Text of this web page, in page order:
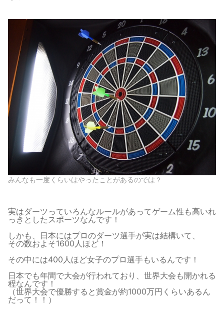
みんなも一度くらいはやったことがあるのでは？
実はダーツっていろんなルールがあってゲーム性も高いれ
っきとしたスポーツなんです！
しかも、日本にはプロのダーツ選手が実は結構いて、
その数およそ1600人ほど！
その中には400人ほど女子のプロ選手もいるんです！
日本でも年間で大会が行われており、世界大会も開かれる
程なんです！
（世界大会で優勝すると賞金が約1000万円くらいあるん
だって！！）